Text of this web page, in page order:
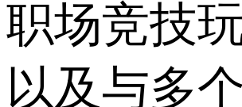
职场竞技
以及与多